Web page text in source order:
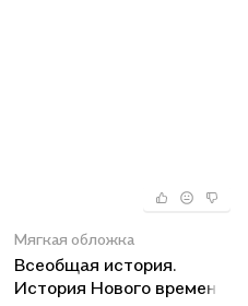
Мягкая обложка
Всеобщая история.
История Нового времени.